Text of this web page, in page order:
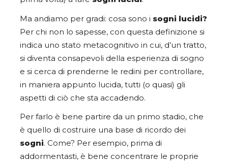
Ma andiamo per gradi: cosa sono i sogni lucidi?
Per chi non lo sapesse, con questa definizione si
indica uno stato metacognitivo in cui, d’un tratto,
si diventa consapevoli della esperienza di sogno
e si cerca di prenderne le redini per controllare,
in maniera appunto lucida, tutti (o quasi) gli
aspetti di ciò che sta accadendo.
Per farlo è bene partire da un primo stadio, che
è quello di costruire una base di ricordo dei
sogni. Come? Per esempio, prima di
addormentasti, è bene concentrare le proprie